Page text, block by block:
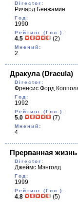
Director:
Ричард Бенжамин
Год:
1990
Рейтинг (Гол.):
4.5 (2)
Мнений:
2
Дракула(Dracula)
Director:
Френсис Форд
Год:
1992
Рейтинг (Гол.):
5.0 (7)
Мнений:
4
Прерванная жизнь
Director:
Джеймс Мэнголд
Год:
1999
Рейтинг (Гол.):
4.8 (5)